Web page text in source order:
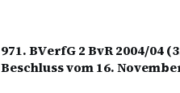
971. BVerfG 2 BvR 2004/04
Beschluss vom 16.